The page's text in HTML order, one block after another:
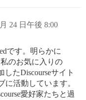
24 日午後 8:00
です。明らかに
私のお気に入りの
たDiscourseサイト
に活動しています。
愛好家たちと過